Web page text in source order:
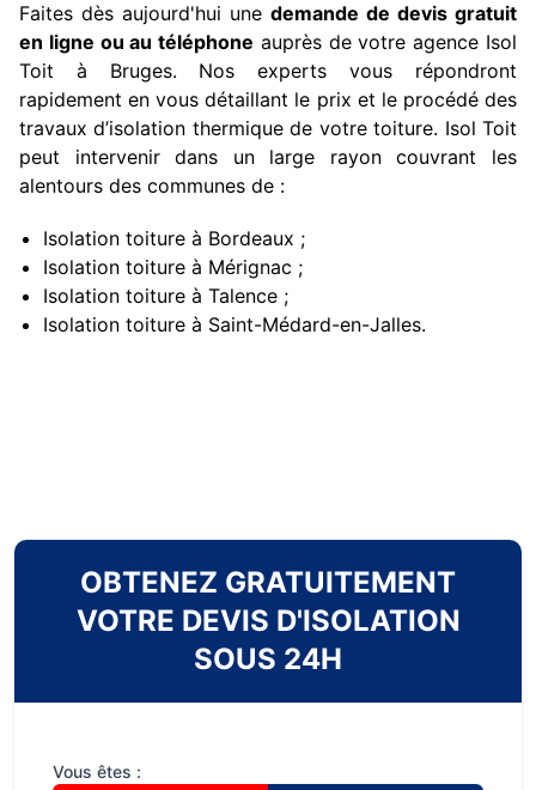
Faites dès aujourd'hui une demande de devis gratuit
en ligne ou au téléphone auprès de votre agence Isol
Toit à Bruges. Nos experts vous répondront
rapidement en vous détaillant le prix et le procédé des
travaux d’isolation thermique de votre toiture. Isol Toit
peut intervenir dans un large rayon couvrant les
alentours des communes de :
Isolation toiture à Bordeaux ;
Isolation toiture à Mérignac ;
Isolation toiture à Talence ;
Isolation toiture à Saint-Médard-en-Jalles.
OBTENEZ GRATUITEMENT
VOTRE DEVIS D'ISOLATION
SOUS 24H
Vous êtes :